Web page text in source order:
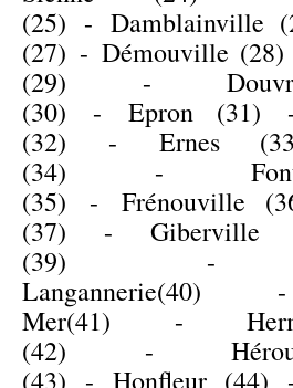
(25) - Damblainville
(27) - Démouville (28)
(29) -
(30) - Epron (31)
(32) - Ernes
(34) -
(35) - Frénouville
(37) - Giberville
(39)
Langannerie(40)
Mer(41) -
(42) -
(43) -Honfleur (44)